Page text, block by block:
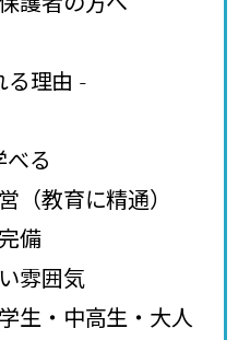
る理由 -
る
（教育に精通）
備
雰囲気
生・中高生・大人